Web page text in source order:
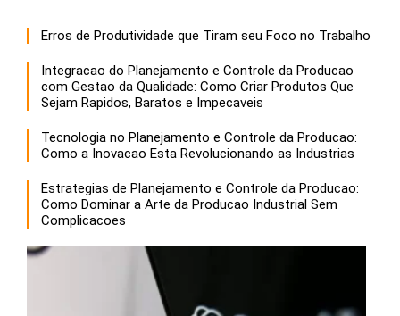
Erros de Produtividade que Tiram seu Foco no Trabalho
Integracao do Planejamento e Controle da Producao
com Gestao da Qualidade: Como Criar Produtos Que
Sejam Rapidos, Baratos e Impecaveis
Tecnologia no Planejamento e Controle da Producao:
Como a Inovacao Esta Revolucionando as Industrias
Estrategias de Planejamento e Controle da Producao:
Como Dominar a Arte da Producao Industrial Sem
Complicacoes